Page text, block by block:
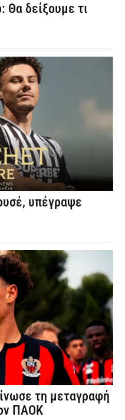
Θα δείξουμε τι
υπέγραψε
τη μεταγραφή
ΠΑΟΚ